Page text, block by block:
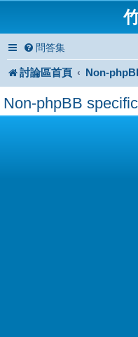
問答集
討論區首頁 Non-
Non-phpBB specific